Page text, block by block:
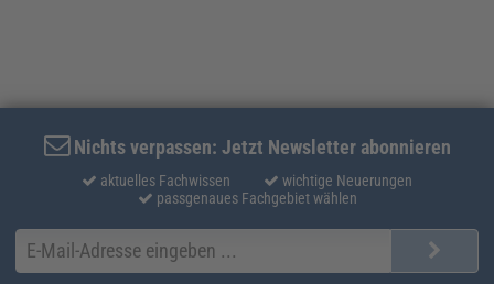
Nichts verpassen: Jetzt Newsletter abonnieren
aktuelles Fachwissen
wichtige Neuerungen
passgenaues Fachgebiet wählen